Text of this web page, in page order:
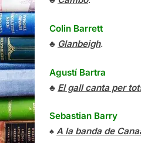
Colin Barrett
♣ Glanbeigh.
Agustí Bartra
♣ El gall canta per
Sebastian Barry
♠ A la banda de